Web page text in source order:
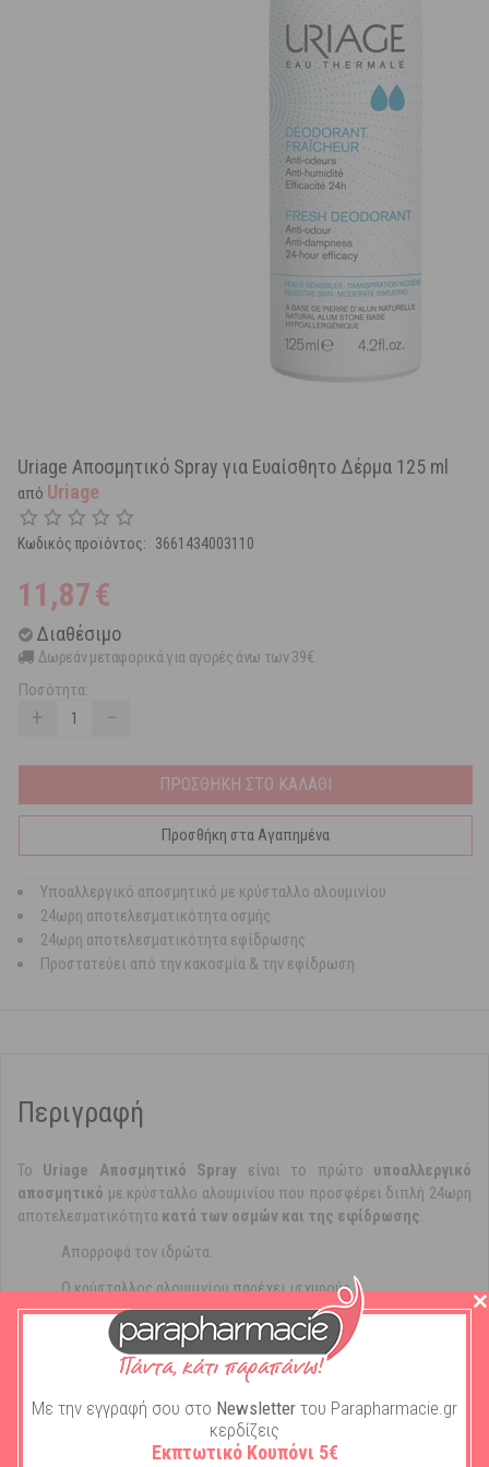
Uriage Αποσμητικό Spray για Ευαίσθητο Δέρμα 125 ml
από Uriage
Κωδικός προϊόντος: 3661434003110
11,87€
Διαθέσιμο
Δωρεάν μεταφορικά για αγορές άνω των 39€
Ποσότητα:
+ −
ΠΡΟΣΘΗΚΗ ΣΤΟ ΚΑΛΑΘΙ
Προσθήκη στα Αγαπημένα
Υποαλλεργικό αποσμητικό με κρύσταλλο αλουμινίου
24ωρη αποτελεσματικότητα οσμής
24ωρη αποτελεσματικότητα εφίδρωσης
Προστατεύει από την κακοσμία & την εφίδρωση
Περιγραφή
Το Uriage Αποσμητικό Spray είναι το πρώτο υποαλλεργικό
αποσμητικό με κρύσταλλο αλουμινίου που προσφέρει διπλή 24ωρη
αποτελεσματικότητα κατά των οσμών και της εφίδρωσης.
Απορροφά τον ιδρώτα.
Ο κρύσταλλος αλουμινίου παρέχει ισχυρούς
αντιβακτηριδιακούς, αποσμητικούς και στυπτικούς
παράγοντες.
Αυτό το αποσμητικό απορροφά γρήγορα τον ιδρώτα,
Με την εγγραφή σου στο Newsletter του Parapharmacie.gr
κερδίζεις
Εκπτωτικό Κουπόνι 5€